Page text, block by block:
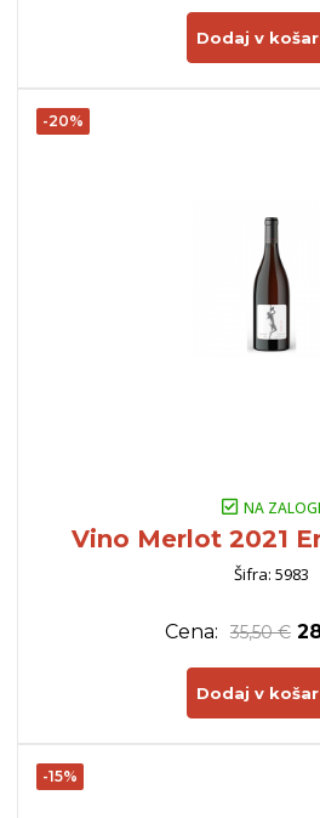
Dodaj v
-20%
NA ZALOGI
Vino Merlot 2021
Šifra: 5983
Cena: 35,50 €
Dodaj v
-15%